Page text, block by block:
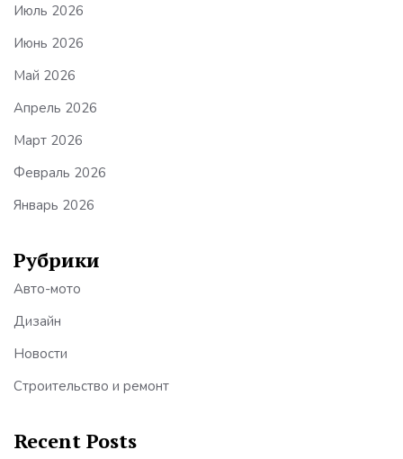
Июль 2026
Июнь 2026
Май 2026
Апрель 2026
Март 2026
Февраль 2026
Январь 2026
Рубрики
Авто-мото
Дизайн
Новости
Строительство и ремонт
Recent Posts